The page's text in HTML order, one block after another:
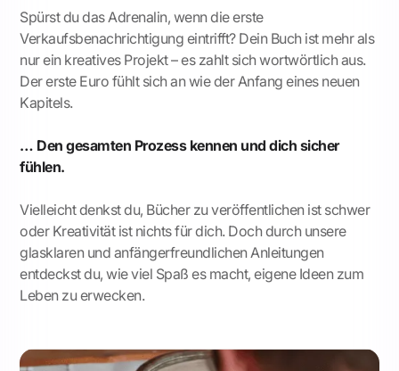
Spürst du das Adrenalin, wenn die erste
Verkaufsbenachrichtigung eintrifft? Dein Buch ist mehr als
nur ein kreatives Projekt – es zahlt sich wortwörtlich aus.
Der erste Euro fühlt sich an wie der Anfang eines neuen
Kapitels.
… Den gesamten Prozess kennen und dich sicher
fühlen.
Vielleicht denkst du, Bücher zu veröffentlichen ist schwer
oder Kreativität ist nichts für dich. Doch durch unsere
glasklaren und anfängerfreundlichen Anleitungen
entdeckst du, wie viel Spaß es macht, eigene Ideen zum
Leben zu erwecken.